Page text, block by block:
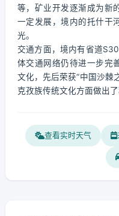
等，矿业开发逐渐成为新
一定发展，境内的托什干
光。
交通方面，境内有省道
体交通网络仍待进一步完
文化，先后荣获“中国沙棘
克孜族传统文化方面做出了
查看实时天气